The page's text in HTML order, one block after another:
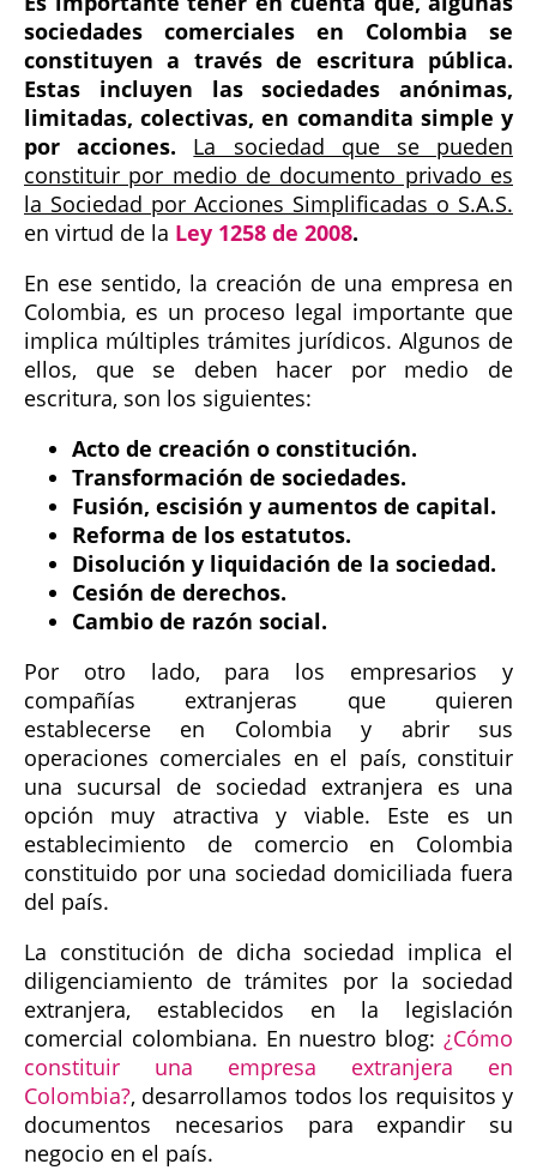
sociedades comerciales en Colombia se
constituyen a través de escritura pública.
Estas incluyen las sociedades anónimas,
limitadas, colectivas, en comandita simple y
por acciones.
La sociedad que se pueden
constituir por medio de documento privado es
la Sociedad por Acciones Simplificadas o S.A.S.
en virtud de la Ley 1258 de 2008.
En ese sentido, la creación de una empresa en
Colombia, es un proceso legal importante que
implica múltiples trámites jurídicos. Algunos de
ellos, que se deben hacer por medio de
escritura, son los siguientes:
Acto de creación o constitución.
Transformación de sociedades.
Fusión, escisión y aumentos de capital.
Reforma de los estatutos.
Disolución y liquidación de la sociedad.
Cesión de derechos.
Cambio de razón social.
Por otro lado, para los empresarios y
compañías extranjeras que quieren
establecerse en Colombia y abrir sus
operaciones comerciales en el país, constituir
una sucursal de sociedad extranjera es una
opción muy atractiva y viable. Este es un
establecimiento de comercio en Colombia
constituido por una sociedad domiciliada fuera
del país.
La constitución de dicha sociedad implica el
diligenciamiento de trámites por la sociedad
extranjera, establecidos en la legislación
comercial colombiana. En nuestro blog: ¿Cómo
constituir una empresa extranjera en
Colombia?, desarrollamos todos los requisitos y
documentos necesarios para expandir su
negocio en el país.